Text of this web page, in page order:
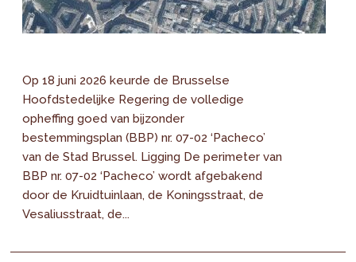
Op 18 juni 2026 keurde de Brusselse
Hoofdstedelijke Regering de volledige
opheffing goed van bijzonder
bestemmingsplan (BBP) nr. 07-02 ‘Pacheco’
van de Stad Brussel. Ligging De perimeter van
BBP nr. 07-02 ‘Pacheco’ wordt afgebakend
door de Kruidtuinlaan, de Koningsstraat, de
Vesaliusstraat, de...